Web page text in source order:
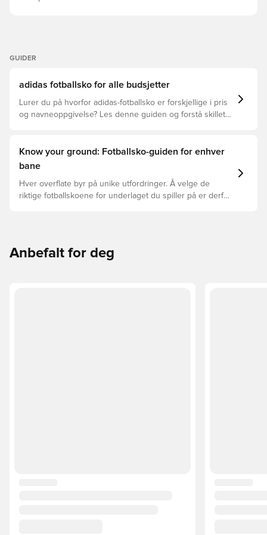
GUIDER
adidas fotballsko for alle budsjetter
Lurer du på hvorfor adidas-fotballsko er forskjellige i pris
og navneoppgivelse? Les denne guiden og forstå skillet
Know your ground: Fotballsko-guiden for enhver
bane
Hver overflate byr på unike utfordringer. Å velge de
riktige fotballskoene for underlaget du spiller på er derfor
Anbefalt for deg